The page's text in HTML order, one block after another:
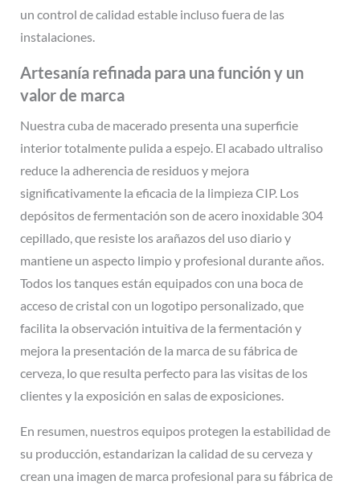
un control de calidad estable incluso fuera de las
instalaciones.
Artesanía refinada para una función y un
valor de marca
Nuestra cuba de macerado presenta una superficie
interior totalmente pulida a espejo. El acabado ultraliso
reduce la adherencia de residuos y mejora
significativamente la eficacia de la limpieza CIP. Los
depósitos de fermentación son de acero inoxidable 304
cepillado, que resiste los arañazos del uso diario y
mantiene un aspecto limpio y profesional durante años.
Todos los tanques están equipados con una boca de
acceso de cristal con un logotipo personalizado, que
facilita la observación intuitiva de la fermentación y
mejora la presentación de la marca de su fábrica de
cerveza, lo que resulta perfecto para las visitas de los
clientes y la exposición en salas de exposiciones.
En resumen, nuestros equipos protegen la estabilidad de
su producción, estandarizan la calidad de su cerveza y
crean una imagen de marca profesional para su fábrica de